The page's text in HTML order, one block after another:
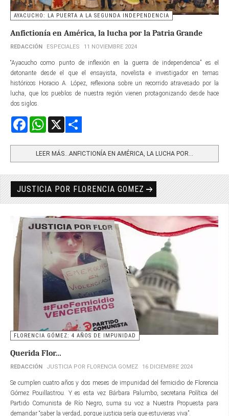
AYACUCHO: LA PUERTA A LA SEGUNDA INDEPENDENCIA
Anfictionía en América, la lucha por la Patria Grande
REDACCIÓN ESPECIALES 11 NOVIEMBRE 2024
“Ayacucho como punto de inflexión en la guerra de independencia” es el
detonante desde el que el ensayista, novelista e investigador en temas
históricos Horacio A. López, reflexiona sobre un recorrido atravesado por la
lucha, que los pueblos de nuestra región vienen protagonizando desde hace
dos siglos.
FacebookWhatsApp
LEER MÁS…ANFICTIONÍA EN AMÉRICA, LA LUCHA POR...
JUSTICIA POR FLORENCIA GOMEZ
FLORENCIA GÓMEZ: 4 AÑOS DE IMPUNIDAD
Querida Flor…
REDACCIÓN JUSTICIA POR FLORENCIA GOMEZ 16 DICIEMBRE 2024
Se cumplen cuatro años y dos meses de impunidad del femicidio de Florencia
Gómez Pouillastrou. Y es esta vez Bárbara Palumbo, secretaria Política del
Partido Comunista de Río Negro, suma su voz a Nuestra Propuesta para
demandar “saber la verdad, porque justicia sería que estuvieras viva”.